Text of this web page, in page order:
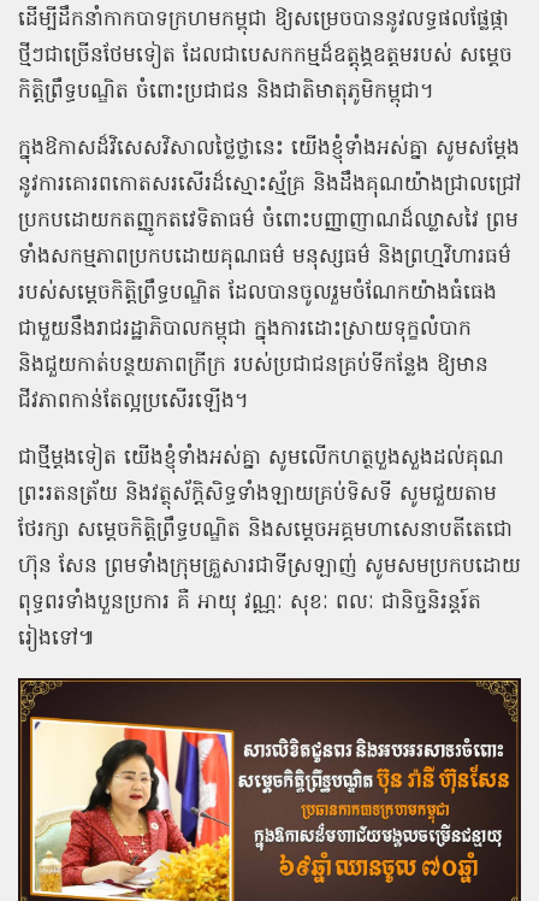
ដើម្បីដឹកនាំកាកបាទក្រហមកម្ពុជា ឱ្យសម្រេចបាននូវលទ្ធផលផ្លែផ្កា
ថ្មីៗជាច្រើនថែមទៀត ដែលជាបេសកកម្មដ៏ឧត្តុង្គឧត្តមរបស់ សម្តេច
កិត្តិព្រឹទ្ធបណ្ឌិត ចំពោះប្រជាជន និងជាតិមាតុភូមិកម្ពុជា។
ក្នុងឱកាសដ៏វិសេសវិសាលថ្លៃថ្លានេះ យើងខ្ញុំទាំងអស់គ្នា សូមសម្តែង
នូវការគោរពកោតសរសើរដ៏ស្មោះស្ម័គ្រ និងដឹងគុណយ៉ាងជ្រាលជ្រៅ
ប្រកបដោយកតញ្ញូកតវេទិតាធម៌ ចំពោះបញ្ញាញាណដ៏ឈ្លាសវៃ ព្រម
ទាំងសកម្មភាពប្រកបដោយគុណធម៌ មនុស្សធម៌ និងព្រហ្មវិហារធម៌
របស់សម្តេចកិត្តិព្រឹទ្ធបណ្ឌិត ដែលបានចូលរួមចំណែកយ៉ាងធំធេង
ជាមួយនឹងរាជរដ្ឋាភិបាលកម្ពុជា ក្នុងការដោះស្រាយទុក្ខលំបាក
និងជួយកាត់បន្ថយភាពក្រីក្រ របស់ប្រជាជនគ្រប់ទីកន្លែង ឱ្យមាន
ជីវភាពកាន់តែល្អប្រសើរឡើង។
ជាថ្មីម្តងទៀត យើងខ្ញុំទាំងអស់គ្នា សូមលើកហត្ថបួងសួងដល់គុណ
ព្រះរតនត្រ័យ និងវត្ថុស័ក្តិសិទ្ធទាំងឡាយគ្រប់ទិសទី សូមជួយតាម
ថែរក្សា សម្តេចកិត្តិព្រឹទ្ធបណ្ឌិត និងសម្តេចអគ្គមហាសេនាបតីតេជោ
ហ៊ុន សែន ព្រមទាំងក្រុមគ្រួសារជាទីស្រឡាញ់ សូមសមប្រកបដោយ
ពុទ្ធពរទាំងបួនប្រការ គឺ អាយុ វណ្ណៈ សុខៈ ពលៈ ជានិច្ចនិរន្តរ៍ត
រៀងទៅ៕